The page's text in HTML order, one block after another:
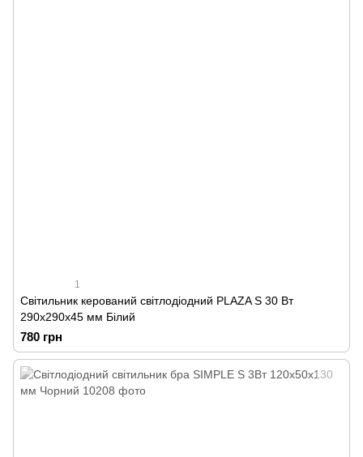
1
Світильник керований світлодіодний PLAZA S 30 Вт
290х290х45 мм Білий
780 грн